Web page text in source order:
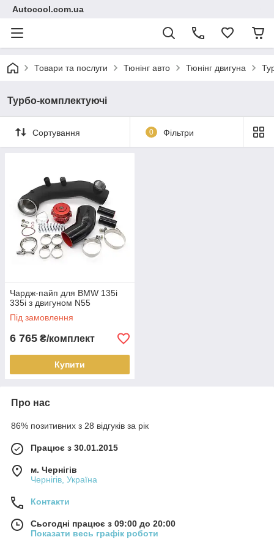
Autocool.com.ua
Товари та послуги Тюнінг авто Тюнінг двигуна
Турбо-комплектуючі
Сортування 0 Фільтри
Чардж-пайп для BMW 135i
335i з двигуном N55
Під замовлення
6 765 ₴/комплект
Купити
Про нас
86% позитивних з 28 відгуків за рік
Працює з 30.01.2015
м. Чернігів
Чернігів, Україна
Контакти
Сьогодні працює з 09:00 до 20:00
Показати весь графік роботи